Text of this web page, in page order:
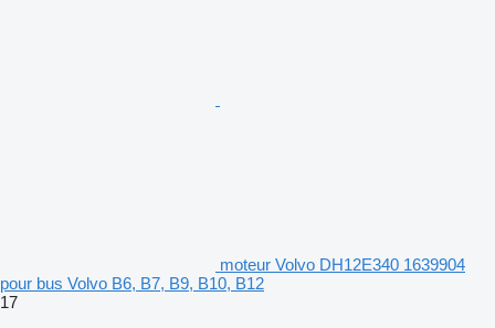
moteur Volvo DH12E340 1639904
pour bus Volvo B6, B7, B9, B10, B12
17